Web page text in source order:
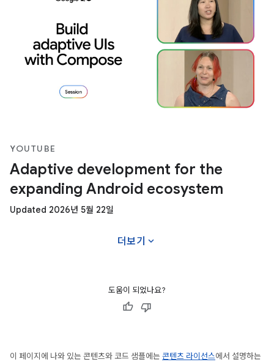
YOUTUBE
Adaptive development for the
expanding Android ecosystem
Updated 2026년 5월 22일
더보기 expand_more
도움이 되었나요?
이 페이지에 나와 있는 콘텐츠와 코드 샘플에는 콘텐츠 라이선스에서 설명하는